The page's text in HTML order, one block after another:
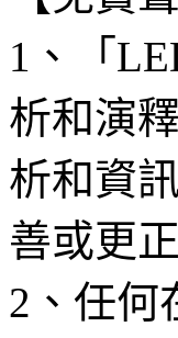
1、「
析和演
析和資
善或更
2、任何